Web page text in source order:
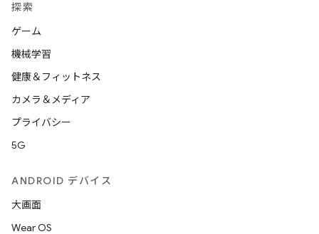
探索
ゲーム
機械学習
健康＆フィットネス
カメラ＆メディア
プライバシー
5G
ANDROID デバイス
大画面
Wear OS